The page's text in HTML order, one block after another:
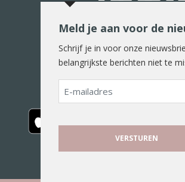
De reiswereld in woord en
Meld je aan voor de
Schrijf je in voor onze
belangrijkste berichten niet te
E-
mailadres